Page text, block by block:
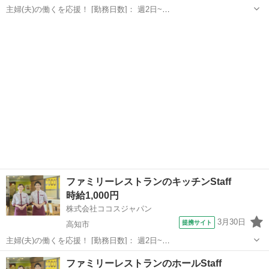
主婦(夫)の働くを応援！ [勤務日数]： 週2日~
ファミリーレストランのキッチンStaff
時給1,000円
株式会社ココスジャパン
高知市
提携サイト 3月30日
主婦(夫)の働くを応援！ [勤務日数]： 週2日~
06:00~10:00/10:00~14:00/13:00~17:00/14:00~18:00/18:00~00:00 月/
火/水/木/金/土/日 などから選べます [...
高知 高知市 その他
ファミリーレストランのホールStaff